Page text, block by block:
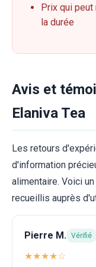
Prix qui
la durée
Avis et
Elaniva Tea
Les retours
d'information
alimentaire. Voici
recueillis auprès
Pierre M. Vérifié
★★★★☆